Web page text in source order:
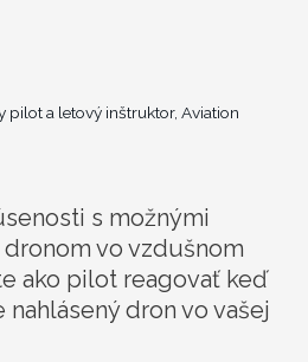
pilot a letový inštruktor, Aviation
s možnými
vo vzdušnom
ako pilot reagovať keď
dron vo vašej